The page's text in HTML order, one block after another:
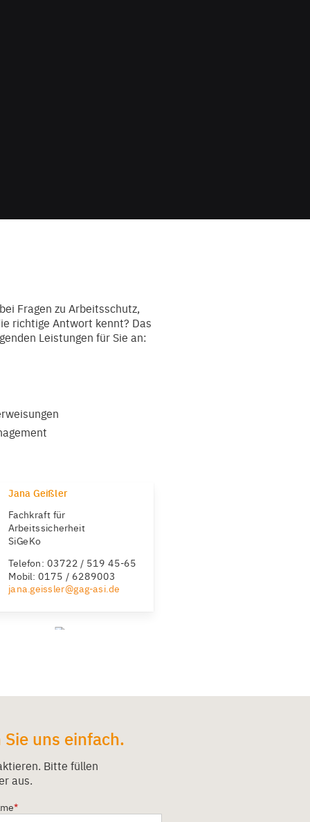
Fragen zu Arbeitsschutz,
richtige Antwort kennt? Das
Leistungen für Sie an:
Jana Geißler
Fachkraft für
Arbeitssicherheit
SiGeKo
Telefon: 03722 / 519 45-65
Mobil: 0175 / 6289003
jana.geissler@gag-asi.de
uns einfach.
Bitte füllen
aus.
*